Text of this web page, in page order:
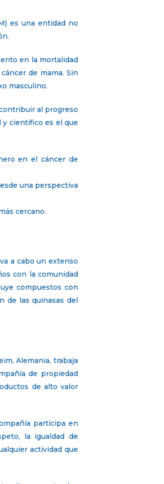
es una entidad no
en la mortalidad
de mama. Sin
masculino.
al progreso
científico es el que
en el cáncer de
una perspectiva
cercano.
a cabo un extenso
con la comunidad
compuestos con
de las quinasas del
Alemania, trabaja
de propiedad
de alto valor
participa en
la igualdad de
actividad que